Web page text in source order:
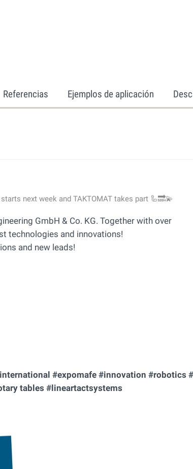
Referencias Ejemplos de aplicación
next week and TAKTOMAT takes part 🦾🔜💫
GmbH & Co. KG. Together with over
technologies and innovations!
and new leads!
#expomafe #innovation #robotics
tables #lineartactsystems